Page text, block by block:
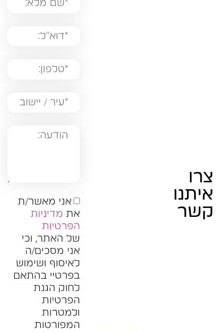
צרו
איתנו
קשר
אני מאשר/ת
את מדיניות
הפרטיות
של האתר, וכי
אני מסכים/ה
לאיסוף ושימוש
בפרטיי בהתאם
לחוק הגנת
הפרטיות
ולמטרות
המפורטות